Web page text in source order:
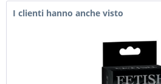
I clienti hanno anche visto